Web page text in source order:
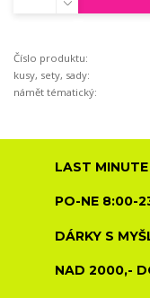
Číslo produktu:
kusy, sety, sady:
námět tématický:
LAST
PO-NE 8:00-
DÁRKY S
NAD 2000,-